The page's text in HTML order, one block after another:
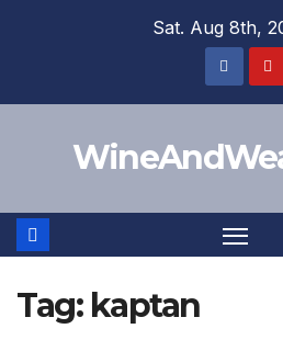
Sat. Aug 8th,
Tag: kaptan